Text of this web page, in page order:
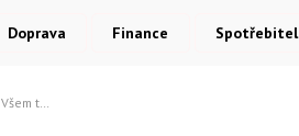
Doprava Finance Spotřebitel
se to i vás?